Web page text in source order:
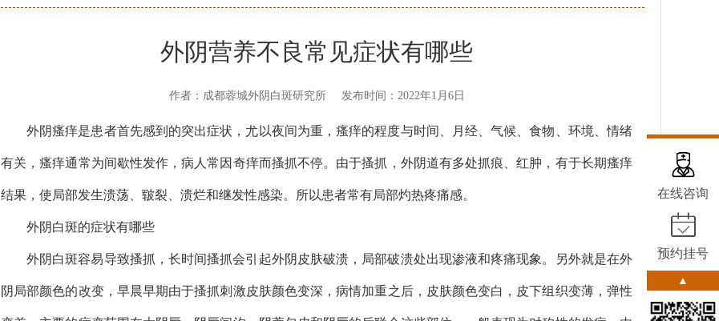
外阴营养不良常见症状有哪些
作者：成都蓉城外阴白斑研究所 发布时间：2022年1月6日
外阴瘙痒是患者首先感到的突出症状，尤以夜间为重，瘙痒的程度与时间、月经、气候、食物、环境、情绪
有关，瘙痒通常为间歇性发作，病人常因奇痒而搔抓不停。由于搔抓，外阴道有多处抓痕、红肿，有于长期瘙痒
结果，使局部发生溃荡、皲裂、溃烂和继发性感染。所以患者常有局部灼热疼痛感。
外阴白斑的症状有哪些
外阴白斑容易导致搔抓，长时间搔抓会引起外阴皮肤破溃，局部破溃处出现渗液和疼痛现象。另外就是在外
阴局部颜色的改变，早晨早期由于搔抓刺激皮肤颜色变深，病情加重之后，皮肤颜色变白，皮下组织变薄，弹性
在线咨询
预约挂号
▲